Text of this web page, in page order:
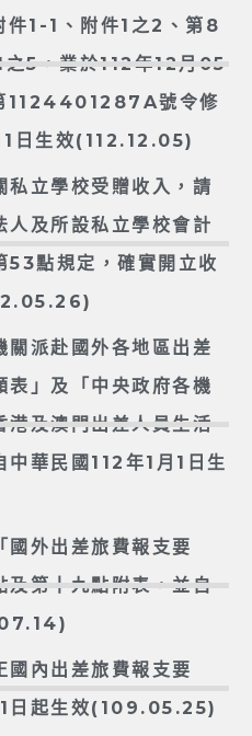
1-1、附件1之2、第8
之5，業於112年12月05
1124401287A號令修
1日生效(112.12.05)
私立學校受贈收入，請
人及所設私立學校會計
53點規定，確實開立收
關派赴國外各地區出差
表」及「中央政府各機
港及澳門出差人員生活
中華民國112年1月1日生
國外出差旅費報支要
及第十九點附表，並自
國內出差旅費報支要
日起生效(109.05.25)